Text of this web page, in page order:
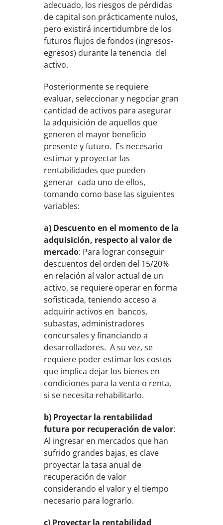
adecuado, los riesgos de pérdidas
de capital son prácticamente nulos,
pero existirá incertidumbre de los
futuros flujos de fondos (ingresos-
egresos) durante la tenencia del
activo.
Posteriormente se requiere
evaluar, seleccionar y negociar gran
cantidad de activos para asegurar
la adquisición de aquellos que
generen el mayor beneficio
presente y futuro. Es necesario
estimar y proyectar las
rentabilidades que pueden
generar cada uno de ellos,
tomando como base las siguientes
variables:
a) Descuento en el momento de la
adquisición, respecto al valor de
mercado: Para lograr conseguir
descuentos del orden del 15/20%
en relación al valor actual de un
activo, se requiere operar en forma
sofisticada, teniendo acceso a
adquirir activos en bancos,
subastas, administradores
concursales y financiando a
desarrolladores. A su vez, se
requiere poder estimar los costos
que implica dejar los bienes en
condiciones para la venta o renta,
si se necesita rehabilitarlo.
b) Proyectar la rentabilidad
futura por recuperación de valor:
Al ingresar en mercados que han
sufrido grandes bajas, es clave
proyectar la tasa anual de
recuperación de valor
considerando el valor y el tiempo
necesario para lograrlo.
c) Proyectar la rentabilidad